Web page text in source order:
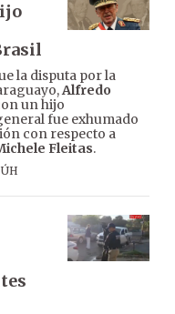
la disputa por la
Alfredo
un hijo
fue exhumado
con respecto a
Fleitas.